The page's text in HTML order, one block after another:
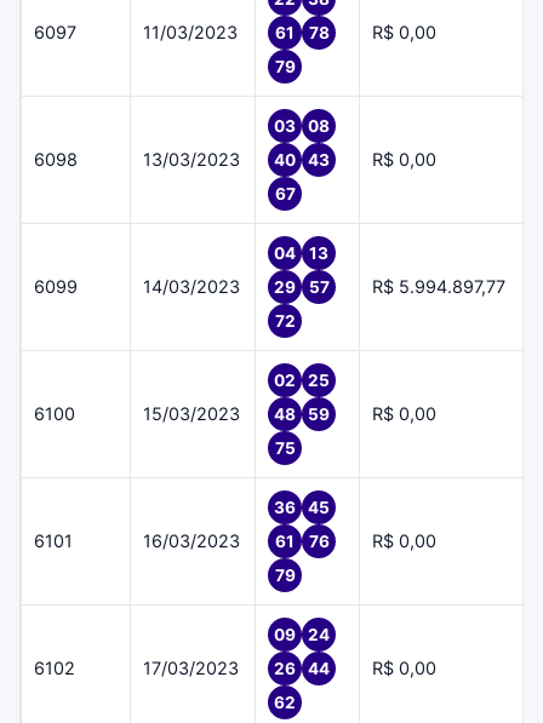
6097 11/03/2023
61
78
79
R$ 0,00
6098 13/03/2023
03
08
40
43
67
R$ 0,00
6099 14/03/2023
04
13
29
57
72
R$ 5.994.897,77
6100 15/03/2023
02
25
48
59
75
R$ 0,00
6101 16/03/2023
36
45
61
76
79
R$ 0,00
6102 17/03/2023
09
24
26
44
62
R$ 0,00